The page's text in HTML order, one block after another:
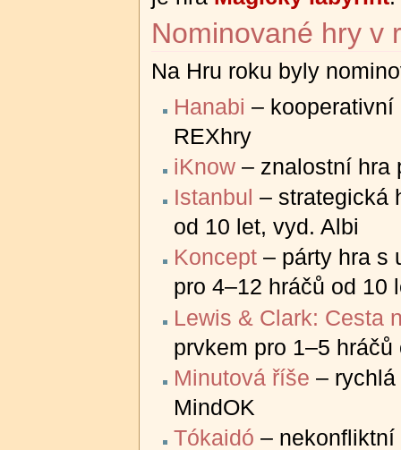
Nominované hry v
Na Hru roku byly
Hanabi – kooperativní
REXhry
iKnow – znalostní hra
Istanbul – strategická
od 10 let, vyd. Albi
Koncept – párty hra s
pro 4–12 hráčů od 10
Lewis & Clark: Cesta
prvkem pro 1–5
Minutová říše –
MindOK
Tókaidó – nekonfliktní